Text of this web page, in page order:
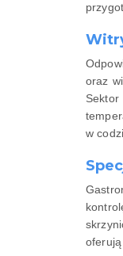
oraz
w